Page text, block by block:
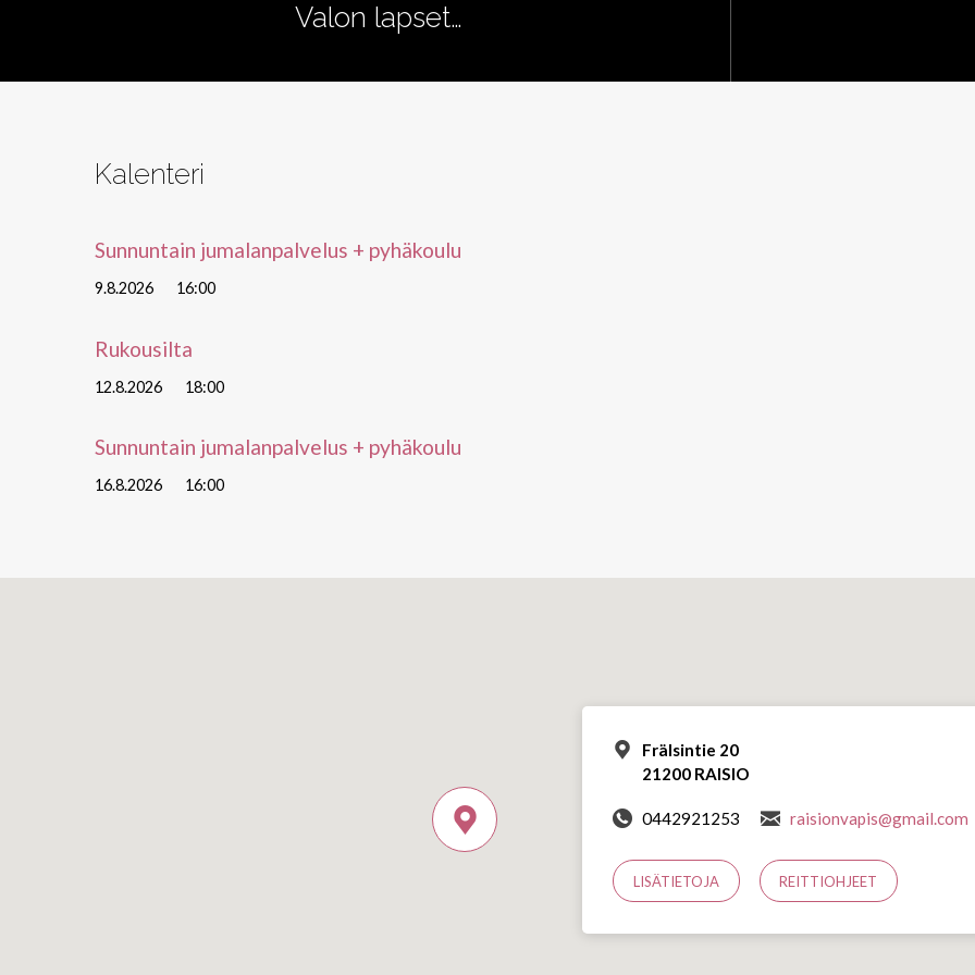
Valon lapset…
Kalenteri
Sunnuntain jumalanpalvelus + pyhäkoulu
9.8.2026 16:00
Rukousilta
12.8.2026 18:00
Sunnuntain jumalanpalvelus + pyhäkoulu
16.8.2026 16:00
Frälsintie 20
21200 RAISIO
0442921253 raisionvapis@gmail.com
LISÄTIETOJA REITTIOHJEET